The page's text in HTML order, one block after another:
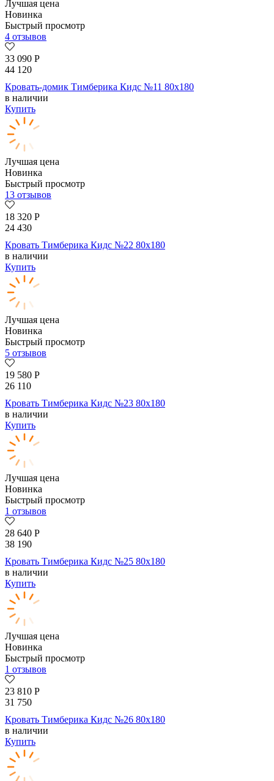
Лучшая цена
Новинка
Быстрый просмотр
4 отзывов
33 090 Р
44 120
Кровать-домик Тимберика Кидс №11 80х180
в наличии
Купить
Лучшая цена
Новинка
Быстрый просмотр
13 отзывов
18 320 Р
24 430
Кровать Тимберика Кидс №22 80х180
в наличии
Купить
Лучшая цена
Новинка
Быстрый просмотр
5 отзывов
19 580 Р
26 110
Кровать Тимберика Кидс №23 80х180
в наличии
Купить
Лучшая цена
Новинка
Быстрый просмотр
1 отзывов
28 640 Р
38 190
Кровать Тимберика Кидс №25 80х180
в наличии
Купить
Лучшая цена
Новинка
Быстрый просмотр
1 отзывов
23 810 Р
31 750
Кровать Тимберика Кидс №26 80х180
в наличии
Купить